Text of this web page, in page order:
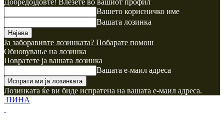
Добредојдовте! Влезете во вашиот профил
Вашето корисничко име
Вашата лозинка
Ја заборавивте лозинката? Побарате помош
Обновување на лозинка
Повратете ја вашата лозинка
Вашата е-маил адреса
Лозинката ќе ви биде испратена на вашата е-маил адреса.
ПИНА